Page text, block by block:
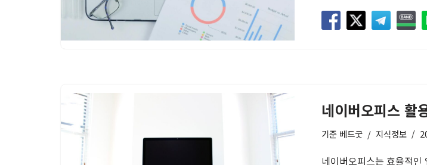
네이버오피스 활
기준 베드굿 지식정보
네이버오피스는 효율적